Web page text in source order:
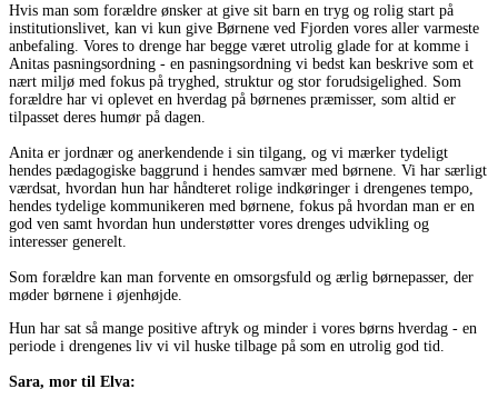
Hvis man som forældre ønsker at give sit barn en tryg og rolig start på
institutionslivet, kan vi kun give Børnene ved Fjorden vores aller varmeste
anbefaling. Vores to drenge har begge været utrolig glade for at komme i
Anitas pasningsordning - en pasningsordning vi bedst kan beskrive som et
nært miljø med fokus på tryghed, struktur og stor forudsigelighed. Som
forældre har vi oplevet en hverdag på børnenes præmisser, som altid er
tilpasset deres humør på dagen.
Anita er jordnær og anerkendende i sin tilgang, og vi mærker tydeligt
hendes pædagogiske baggrund i hendes samvær med børnene. Vi har særligt
værdsat, hvordan hun har håndteret rolige indkøringer i drengenes tempo,
hendes tydelige kommunikeren med børnene, fokus på hvordan man er en
god ven samt hvordan hun understøtter vores drenges udvikling og
interesser generelt.
Som forældre kan man forvente en omsorgsfuld og ærlig børnepasser, der
møder børnene i øjenhøjde.
Hun har sat så mange positive aftryk og minder i vores børns hverdag - en
periode i drengenes liv vi vil huske tilbage på som en utrolig god tid.
Sara, mor til Elva: